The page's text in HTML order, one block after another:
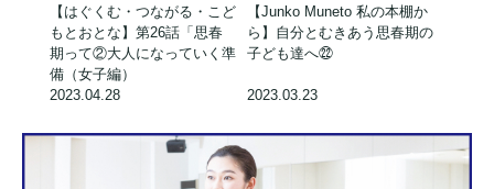
【はぐくむ・つながる・こど
もとおとな】第26話「思春
期って②大人になっていく準
備（女子編）
2023.04.28
【Junko Muneto 私の本棚か
ら】自分とむきあう思春期の
子ども達へ㉒
2023.03.23